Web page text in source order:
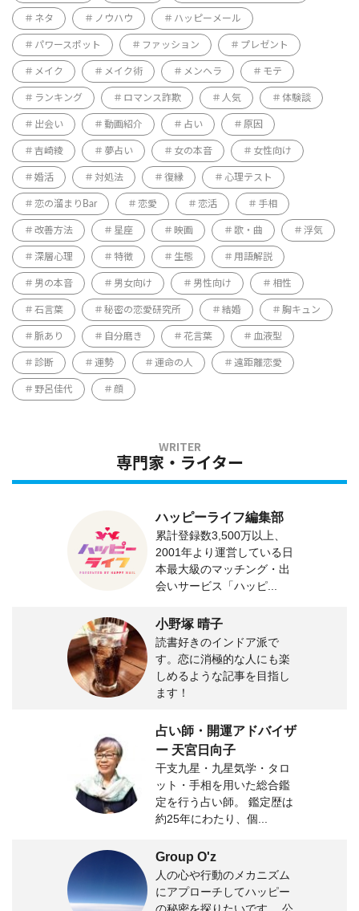
ネタ ノウハウ ハッピーメール
パワースポット ファッション プレゼント
メイク メイク術 メンヘラ モテ
ランキング ロマンス詐欺 人気 体験談
出会い 動画紹介 占い 原因
吉崎綾 夢占い 女の本音 女性向け
婚活 対処法 復縁 心理テスト
恋の溜まりBar 恋愛 恋活 手相
改善方法 星座 映画 歌・曲 浮気
深層心理 特徴 生態 用語解説
男の本音 男女向け 男性向け 相性
石言葉 秘密の恋愛研究所 結婚 胸キュン
脈あり 自分磨き 花言葉 血液型
診断 運勢 運命の人 遠距離恋愛
野呂佳代 顔
専門家・ライター
ハッピーライフ編集部
累計登録数3,500万以上、
2001年より運営している日
本最大級のマッチング・出
会いサービス「ハッピ...
小野塚 晴子
読書好きのインドア派で
す。恋に消極的な人にも楽
しめるような記事を目指し
ます！
占い師・開運アドバイザ
ー 天宮日向子
干支九星・九星気学・タロ
ット・手相を用いた総合鑑
定を行う占い師。 鑑定歴は
約25年にわたり、個...
Group O'z
人の心や行動のメカニズム
にアプローチしてハッピー